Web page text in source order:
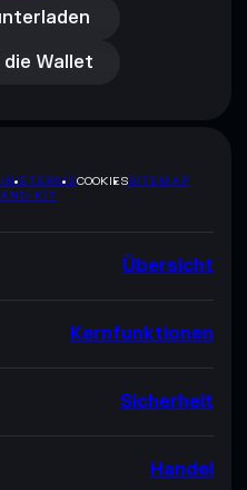
Wallet
Wallet
TERMSCOOKIESSITEMAP
KIT
Übersicht
Kernfunktionen
Sicherheit
Handel